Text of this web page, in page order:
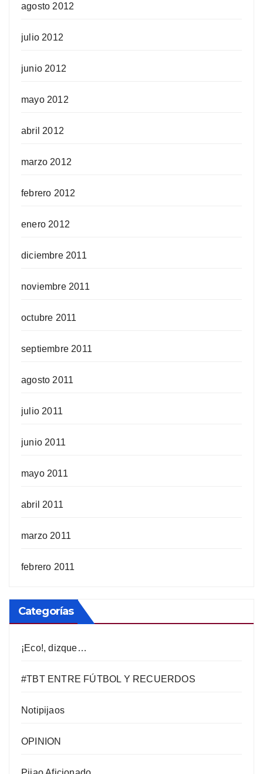
agosto 2012
julio 2012
junio 2012
mayo 2012
abril 2012
marzo 2012
febrero 2012
enero 2012
diciembre 2011
noviembre 2011
octubre 2011
septiembre 2011
agosto 2011
julio 2011
junio 2011
mayo 2011
abril 2011
marzo 2011
febrero 2011
Categorías
¡Eco!, dizque…
#TBT ENTRE FÚTBOL Y RECUERDOS
Notipijaos
OPINION